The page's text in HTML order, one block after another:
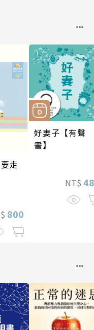
走
800
好妻子【有聲
書】
NT$